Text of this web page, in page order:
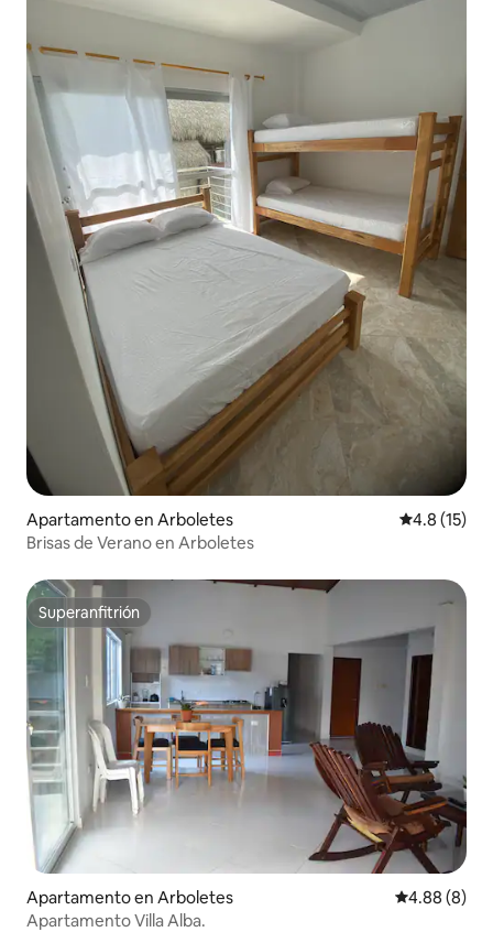
Apartamento en Arboletes Calificación
4.8 (15)
Brisas de Verano en Arboletes
Superanfitrión
Superanfitrión
Apartamento en Arboletes Calificación
4.88 (8)
Apartamento Villa Alba.